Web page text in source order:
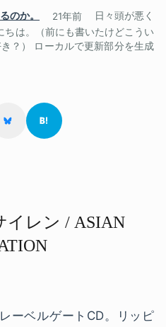
のか。
21年前
日々頭が悪く
は。（前にも書いたけどこうい
？） ローカルで更新部分を生成
イレン / ASIAN
ーベルゲートCD。リッピ